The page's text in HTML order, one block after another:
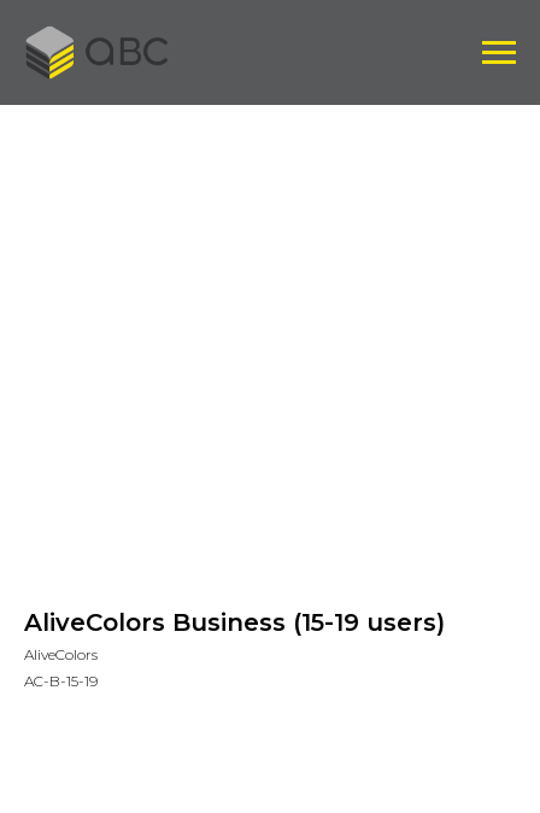
AliveColors Business (15-19 users)
AliveColors
AC-B-15-19